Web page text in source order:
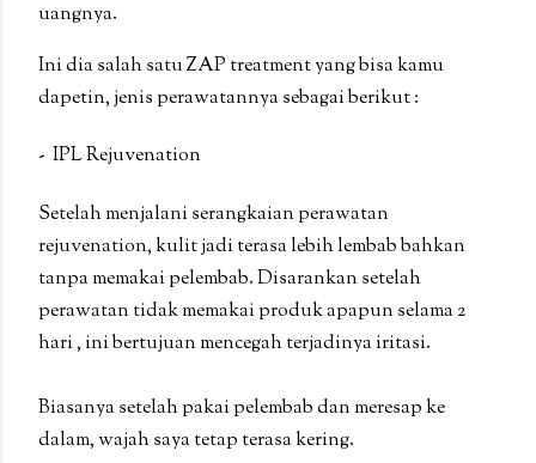
uangnya.
Ini dia salah satu ZAP treatment yang bisa kamu
dapetin, jenis perawatannya sebagai berikut :
- IPL Rejuvenation
Setelah menjalani serangkaian perawatan
rejuvenation, kulit jadi terasa lebih lembab bahkan
tanpa memakai pelembab. Disarankan setelah
perawatan tidak memakai produk apapun selama 2
hari , ini bertujuan mencegah terjadinya iritasi.
Biasanya setelah pakai pelembab dan meresap ke
dalam, wajah saya tetap terasa kering.